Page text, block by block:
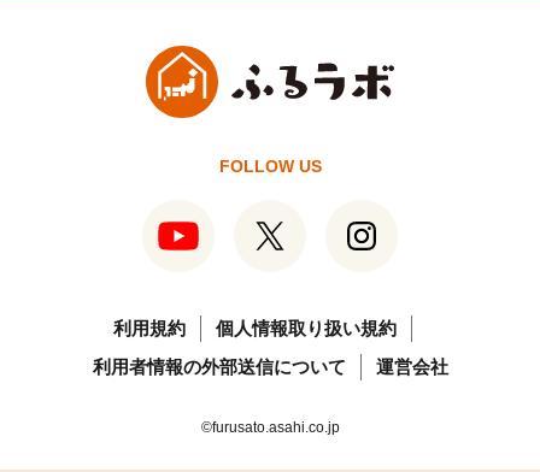
FOLLOW US
利用規約
個人情報取り扱い規約
利用者情報の外部送信について
運営会社
©furusato.asahi.co.jp